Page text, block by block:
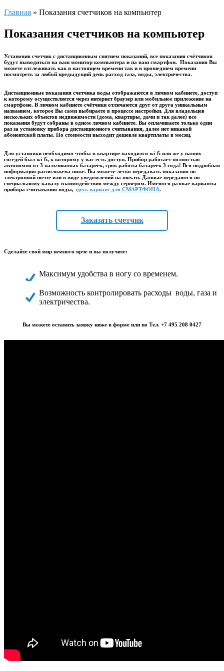
Главная » Показания счетчиков на компьютер
Показания счетчиков на компьютер
Установив счетчик с дистанционным снятием показаний, все показания счётчиков
будут выводиться на ваш монитор компьютера и на ваш смартфон. Показания Вы
можете отслеживать как в настоящем времени так и в прошедшем времени
посмотреть за любой предыдущий день расход газа, воды, электричества.
Дистанционные показания счетчика воды отображаются в личном кабинете, доступ
к которому осуществляется через интернет браузер или мобильное приложение на
смартфоне. В личном кабинете счётчики отличаются друг от друга уникальным
названием, которое Вы сами выбираете в процессе настройки. Для владельцев
нескольких объектов недвижимости (дома, квартиры, дачи и так далее) все
показания будут собраны в одном личном кабинете. Вы оплачиваете только один
раз за установку прибора дистанционного считывания, далее нет никакой
абонентской платы. По стоимости выходит дешевле квартплаты в месяц.
Для установки необходимо чтобы в квартире находился wi-fi или же у ваших
соседей был wi-fi, к которому у вас есть доступ. Прибор работает полностью
автономно от 3 пальчиковых батареек, срок работы батареек 3 года! Вся подробная
информация расположена ниже. Вы можете легко передавать показания по
электронной почте или в виде уведомлений на mos.ru. Данные передаются по
специальному каналу взаимодействия между сервером. Имеются разные варианты
прибора считывания воды, здесь вариант для СМАРТФОНА.
Заказать счетчик
Сделайте свой мир немного ярче и вы получите:
Максимум удобства в ногу со временем.
Возможность контролировать расходы воды, газа и
электричества.
Вы можете оставить заявку ниже в форме или по Тел. +7 495 208 0427